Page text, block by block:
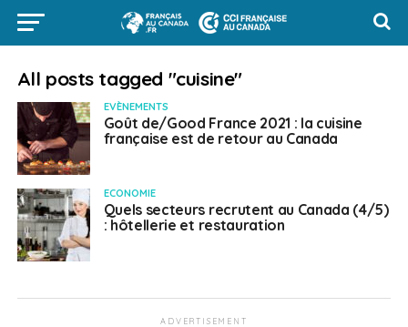
All posts tagged "cuisine"
EVÈNEMENTS
Goût de/Good France 2021 : la cuisine
française est de retour au Canada
ECONOMIE
Quels secteurs recrutent au Canada (4/5)
: hôtellerie et restauration
ADVERTISEMENT